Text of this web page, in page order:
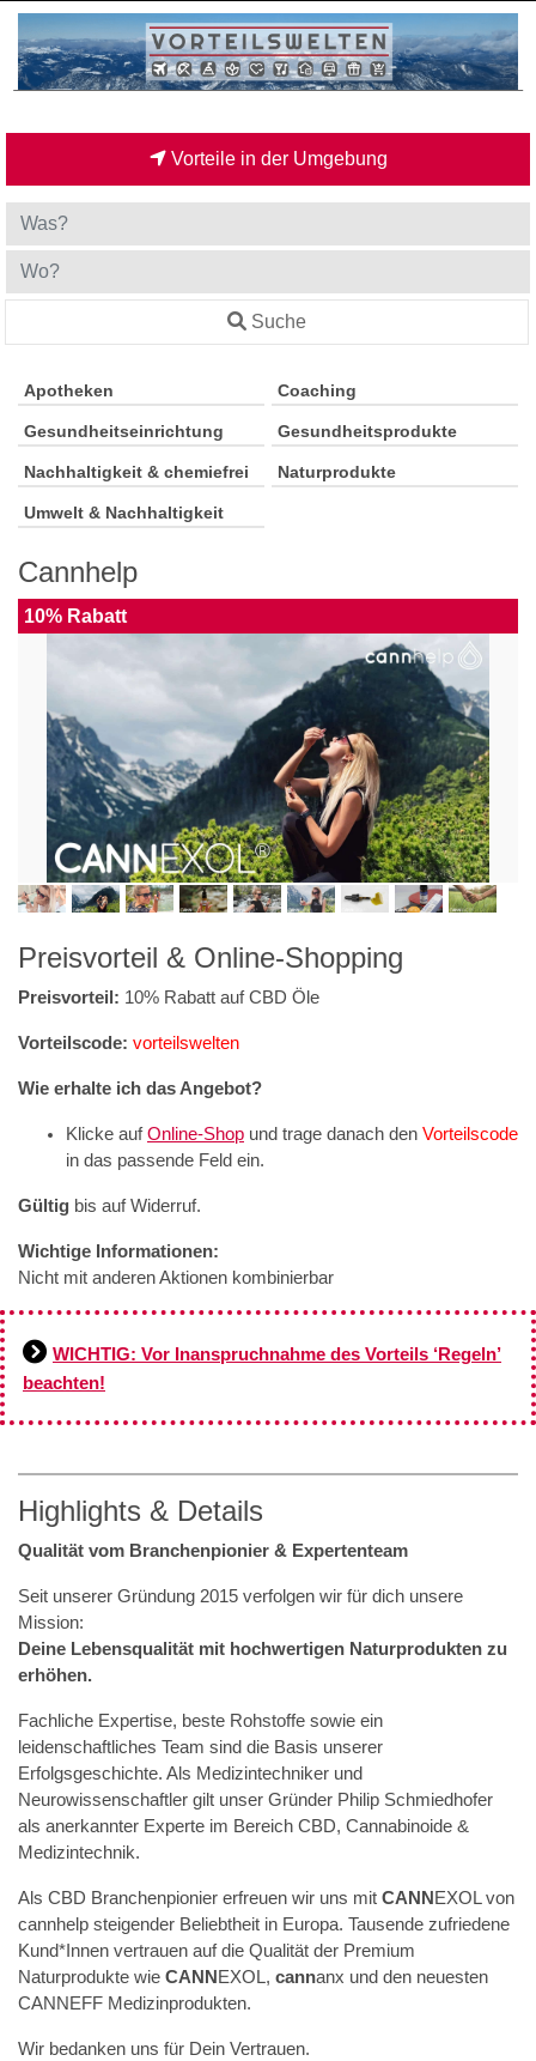
Vorteile in der Umgebung
Suche
Apotheken Coaching
Gesundheitseinrichtung Gesundheitsprodukte
Nachhaltigkeit & chemiefrei Naturprodukte
Umwelt & Nachhaltigkeit
Cannhelp
10% Rabatt
Preisvorteil & Online-Shopping
Preisvorteil: 10% Rabatt auf CBD Öle
Vorteilscode: vorteilswelten
Wie erhalte ich das Angebot?
Klicke aufOnline-Shop und trage danach den Vorteilscode
in das passende Feld ein.
Gültig bis auf Widerruf.
Wichtige Informationen:
Nicht mit anderen Aktionen kombinierbar
WICHTIG: Vor Inanspruchnahme des Vorteils ‘Regeln’
beachten!
Highlights & Details
Qualität vom Branchenpionier & Expertenteam
Seit unserer Gründung 2015 verfolgen wir für dich unsere
Mission:
Deine Lebensqualität mit hochwertigen Naturprodukten zu
erhöhen.
Fachliche Expertise, beste Rohstoffe sowie ein
leidenschaftliches Team sind die Basis unserer
Erfolgsgeschichte. Als Medizintechniker und
Neurowissenschaftler gilt unser Gründer Philip Schmiedhofer
als anerkannter Experte im Bereich CBD, Cannabinoide &
Medizintechnik.
Als CBD Branchenpionier erfreuen wir uns mit CANNEXOL von
cannhelp steigender Beliebtheit in Europa. Tausende zufriedene
Kund*Innen vertrauen auf die Qualität der Premium
Naturprodukte wie CANNEXOL, cannanx und den neuesten
CANNEFF Medizinprodukten.
Wir bedanken uns für Dein Vertrauen.